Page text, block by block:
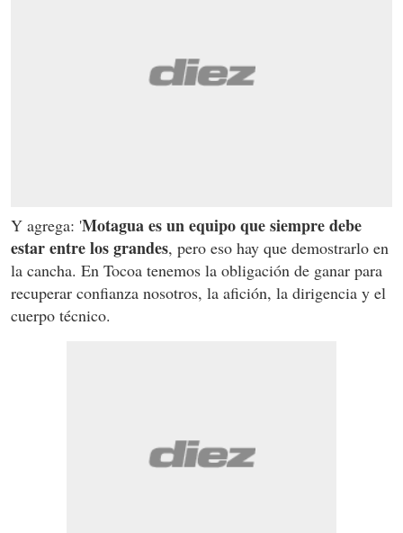
Y agrega: 'Motagua es un equipo que siempre debe
estar entre los grandes, pero eso hay que demostrarlo en
la cancha. En Tocoa tenemos la obligación de ganar para
recuperar confianza nosotros, la afición, la dirigencia y el
cuerpo técnico.